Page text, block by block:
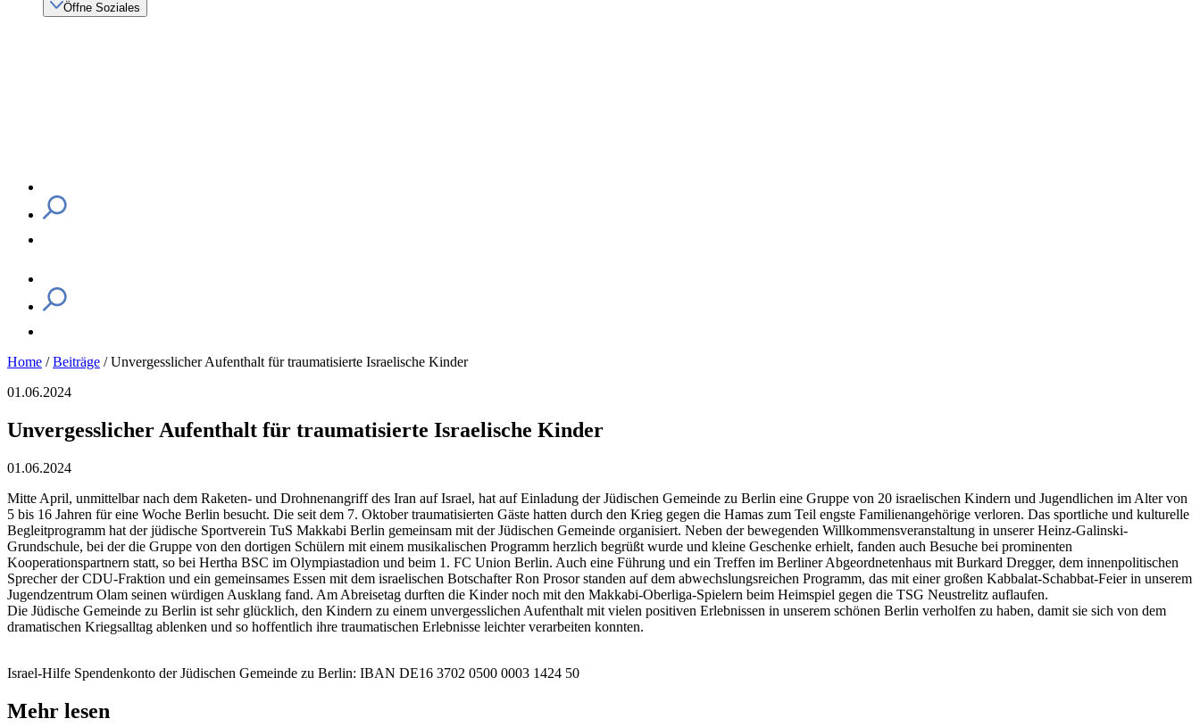
Öffne Soziales
Home /Beiträge /Unvergesslicher Aufenthalt für traumatisierte Israelische Kinder
01.06.2024
Unvergesslicher Aufenthalt für traumatisierte Israelische Kinder
01.06.2024
Mitte April, unmittelbar nach dem Raketen- und Drohnenangriff des Iran auf Israel, hat auf Einladung der Jüdischen Gemeinde zu Berlin eine Gruppe von 20 israelischen Kindern und Jugendlichen im Alter von
5 bis 16 Jahren für eine Woche Berlin besucht. Die seit dem 7. Oktober traumatisierten Gäste hatten durch den Krieg gegen die Hamas zum Teil engste Familienangehörige verloren. Das sportliche und kulturelle
Begleitprogramm hat der jüdische Sportverein TuS Makkabi Berlin gemeinsam mit der Jüdischen Gemeinde organisiert. Neben der bewegenden Willkommensveranstaltung in unserer Heinz-Galinski-
Grundschule, bei der die Gruppe von den dortigen Schülern mit einem musikalischen Programm herzlich begrüßt wurde und kleine Geschenke erhielt, fanden auch Besuche bei prominenten
Kooperationspartnern statt, so bei Hertha BSC im Olympiastadion und beim 1. FC Union Berlin. Auch eine Führung und ein Treffen im Berliner Abgeordnetenhaus mit Burkard Dregger, dem innenpolitischen
Sprecher der CDU-Fraktion und ein gemeinsames Essen mit dem israelischen Botschafter Ron Prosor standen auf dem abwechslungsreichen Programm, das mit einer großen Kabbalat-Schabbat-Feier in unserem
Jugendzentrum Olam seinen würdigen Ausklang fand. Am Abreisetag durften die Kinder noch mit den Makkabi-Oberliga-Spielern beim Heimspiel gegen die TSG Neustrelitz auflaufen.
Die Jüdische Gemeinde zu Berlin ist sehr glücklich, den Kindern zu einem unvergesslichen Aufenthalt mit vielen positiven Erlebnissen in unserem schönen Berlin verholfen zu haben, damit sie sich von dem
dramatischen Kriegsalltag ablenken und so hoffentlich ihre traumatischen Erlebnisse leichter verarbeiten konnten.
Israel-Hilfe Spendenkonto der Jüdischen Gemeinde zu Berlin: IBAN DE16 3702 0500 0003 1424 50
Mehr lesen